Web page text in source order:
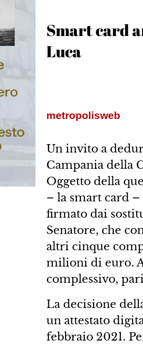
Smart card
Luca
metropolisweb
Un invito a
Campania della
Oggetto della
– la smart card
firmato dai
Senatore, che
altri cinque
milioni di euro.
complessivo,
La decisione
un attestato
febbraio 2021.